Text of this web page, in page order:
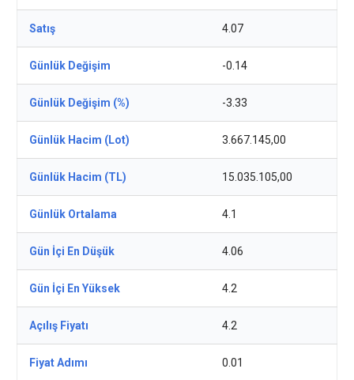
Satış 4.07
Günlük Değişim -0.14
Günlük Değişim (%) -3.33
Günlük Hacim (Lot) 3.667.145,00
Günlük Hacim (TL) 15.035.105,00
Günlük Ortalama 4.1
Gün İçi En Düşük 4.06
Gün İçi En Yüksek 4.2
Açılış Fiyatı 4.2
Fiyat Adımı 0.01